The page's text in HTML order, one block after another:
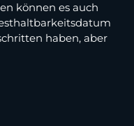
können es auch
haben, aber